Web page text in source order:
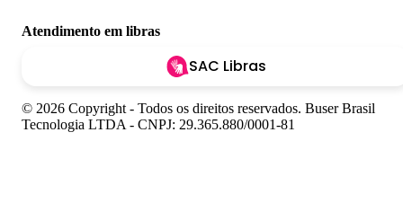
Atendimento em libras
SAC Libras
© 2026 Copyright - Todos os direitos reservados. Buser Brasil
Tecnologia LTDA - CNPJ: 29.365.880/0001-81